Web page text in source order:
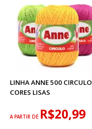
LINHA ANNE 500 CIRCULO
CORES LISAS
A PARTIR DE R$20,99